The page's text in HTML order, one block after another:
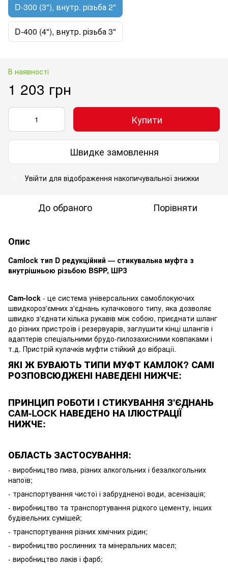
D-300 (3"), внутр. різьба 2"
D-400 (4"), внутр. різьба 3"
В наявності
1 203 грн
Купити
Швидке замовлення
Увійти для відображення накопичувальної знижки
До обраного Порівняти
Опис
Camlock тип D редукційний — стикувальна муфта з
внутрішньою різьбою BSPP, ШРЗ
Cam-lock - це система універсальних самоблокуючих
швидкороз'ємних з'єднань кулачкового типу, яка дозволяє
швидко з'єднати кілька рукавів між собою, приєднати шланг
до різних пристроїв і резервуарів, заглушити кінці шлангів і
адаптерів спеціальними брудо-пилозахисними ковпаками і
т.д. Пристрій кулачків муфти стійкий до вібрації.
ЯКІ Ж БУВАЮТЬ ТИПИ МУФТ КАМЛОК? САМІ
РОЗПОВСЮДЖЕНІ НАВЕДЕНІ НИЖЧЕ:
ПРИНЦИП РОБОТИ І СТИКУВАННЯ З'ЄДНАНЬ
CAM-LOCK НАВЕДЕНО НА ІЛЮСТРАЦІЇ
НИЖЧЕ:
ОБЛАСТЬ ЗАСТОСУВАННЯ:
- виробництво пива, різних алкогольних і безалкогольних
напоїв;
- транспортування чистої і забрудненої води, асенізація;
- виробництво та транспортування рідкого цементу, інших
будівельних сумішей;
- транспортування різних хімічних рідин;
- виробництво рослинних та мінеральних масел;
- виробництво лаків і фарб;